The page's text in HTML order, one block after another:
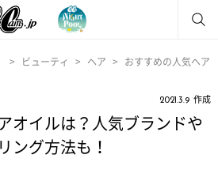
ビューティ ヘア おすすめの人気ヘア
2021.3.9 作成
オイルは？人気ブランドや
ング方法も！